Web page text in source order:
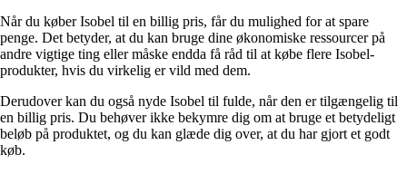
Når du køber Isobel til en billig pris, får du mulighed for at spare
penge. Det betyder, at du kan bruge dine økonomiske ressourcer på
andre vigtige ting eller måske endda få råd til at købe flere Isobel-
produkter, hvis du virkelig er vild med dem.
Derudover kan du også nyde Isobel til fulde, når den er tilgængelig til
en billig pris. Du behøver ikke bekymre dig om at bruge et betydeligt
beløb på produktet, og du kan glæde dig over, at du har gjort et godt
køb.